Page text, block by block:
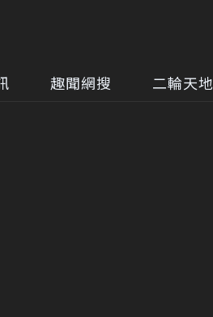
趣聞網搜 二輪天地